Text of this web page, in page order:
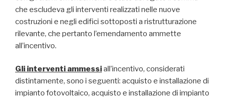
che escludeva gli interventi realizzati nelle nuove
costruzioni e negli edifici sottoposti a ristrutturazione
rilevante, che pertanto l’emendamento ammette
all’incentivo.
Gli interventi ammessiall’incentivo, considerati
distintamente, sono i seguenti: acquisto e installazione di
impianto fotovoltaico, acquisto e installazione di impianto